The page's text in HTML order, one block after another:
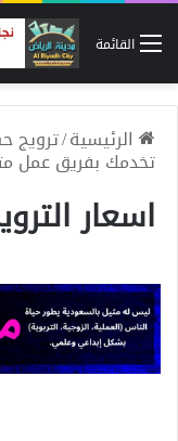
القائمة
الرئيسية/
تخدمك بفريق عمل
اسعار